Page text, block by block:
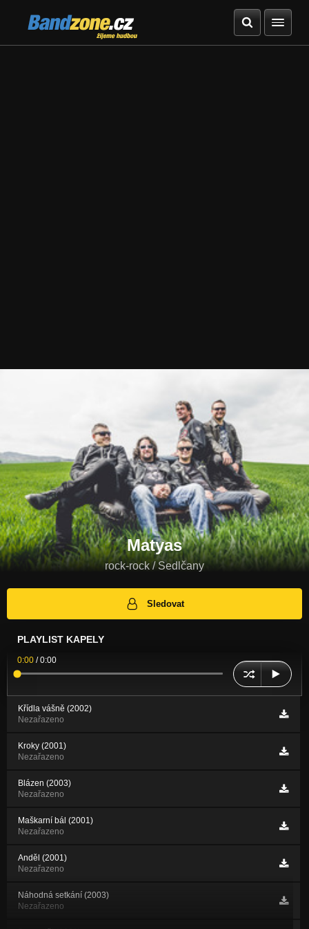
Bandzone.cz
žijeme hudbou
Matyas
rock-rock / Sedlčany
Sledovat
PLAYLIST KAPELY
0:00 /0:00
Křídla vášně (2002)
Nezařazeno
Kroky (2001)
Nezařazeno
Blázen (2003)
Nezařazeno
Maškarní bál (2001)
Nezařazeno
Anděl (2001)
Nezařazeno
Náhodná setkání (2003)
Nezařazeno